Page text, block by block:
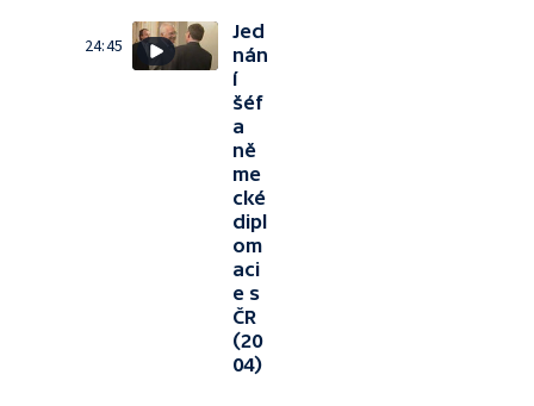
24:45
Jed
nán
í
šéf
a
ně
me
cké
dipl
om
aci
e s
ČR
(20
04)